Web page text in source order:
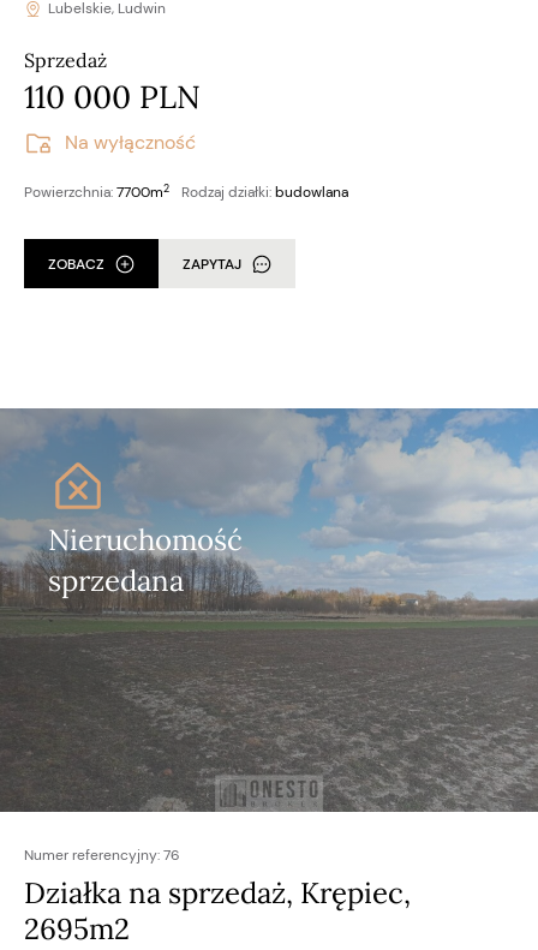
Na wyłączność
Lubelskie, Ludwin
Sprzedaż
110 000 PLN
Powierzchnia:7700m2 Rodzaj działki:budowlana
ZOBACZ ZAPYTAJ
Nieruchomość
sprzedana
Numer referencyjny:76
Działka na sprzedaż, Krępiec,
2695m2